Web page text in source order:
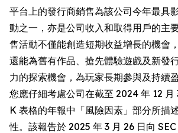
平台上的發行商銷售為該公司今年最具
動之一，亦是公司收入和取得用戶的主
售活動不僅能創造短期收益增長的機會
還能為舊有作品、搶先體驗遊戲及新發
力的探索機會，為玩家長期參與及持續
您應仔細考慮公司在截至 2024 年 12 月
K 表格的年報中「風險因素」部分所描
性。該報告於 2025 年 3 月 26 日向